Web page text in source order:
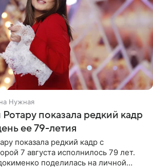
Нужная
показала редкий кадр
ее 79-летия
показала редкий кадр с
7 августа исполнилось 79 лет.
поделилась на личной